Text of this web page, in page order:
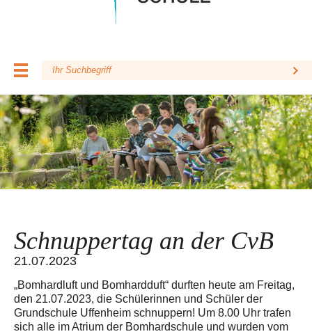
Schnuppertag an der CvB
21.07.2023
„Bomhardluft und Bomhardduft“ durften heute am Freitag,
den 21.07.2023, die Schülerinnen und Schüler der
Grundschule Uffenheim schnuppern! Um 8.00 Uhr trafen
sich alle im Atrium der Bomhardschule und wurden vom